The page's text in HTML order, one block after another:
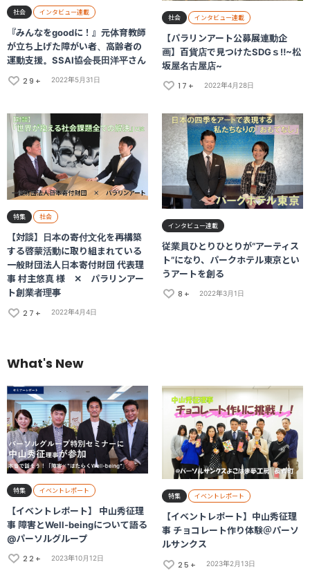
社会 インタビュー連載
『みんなをgoodに！』元体育教師
が立ち上げた障がい者、高齢者の
運動支援。SSAI協会長田洋平さん
29+
2022年5月31日
社会 インタビュー連載
【パラリンアート公募展連動企
画】百貨店で見つけたSDGｓ‼~松
坂屋名古屋店~
17+
2022年4月28日
特集 社会
【対談】日本の寄付文化を再構築
する啓蒙活動に取り組まれている
一般財団法人日本寄付財団 代表理
事 村主悠真 様 ✕ パラリンアー
ト創業者理事
27+
2022年4月4日
インタビュー連載
従業員ひとりひとりが“アーティス
ト”になり、パークホテル東京とい
うアートを創る
8+
2022年3月1日
What's New
特集 イベントレポート
【イベントレポート】 中山秀征理
事 障害とWell-beingについて語る
@パーソルグループ
22+
2023年10月12日
特集 イベントレポート
【イベントレポート】中山秀征理
事 チョコレート作り体験＠パーソ
ルサンクス
25+
2023年2月13日